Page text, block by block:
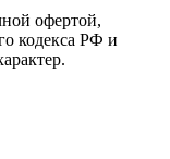
офертой,
кодекса РФ и